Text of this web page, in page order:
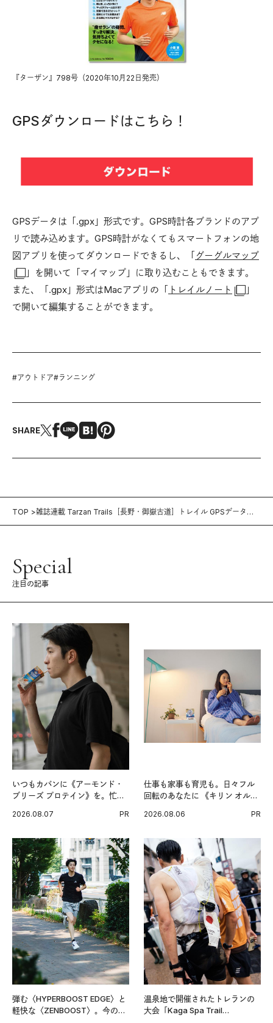
『ターザン』798号（2020年10月22日発売）
GPSダウンロードはこちら！
GPSデータは「.gpx」形式です。GPS時計各ブランドのアプ
リで読み込めます。GPS時計がなくてもスマートフォンの地
図アプリを使ってダウンロードできるし、「 グーグルマップ
」を開いて「マイマップ」に取り込むこともできます。
また、「.gpx」形式はMacアプリの「 トレイルノート
」
で開いて編集することができます。
#アウトドア#ランニング
SHARE
TOP
雑誌連載 Tarzan Trails［長野・御嶽古道］トレイル GPSデータ
Special
注目の記事
いつもカバンに《アーモンド・
ブリーズ プロテイン》を。忙し
グ習慣。
2026.08.07 PR
仕事も家事も育児も。日々フル
回転のあなたに 《キリン オルニ
2026.08.06 PR
弾む〈HYPERBOOST EDGE〉と
軽快な〈ZENBOOST〉。今の時
温泉地で開催されたトレランの
大会「Kaga Spa Trail